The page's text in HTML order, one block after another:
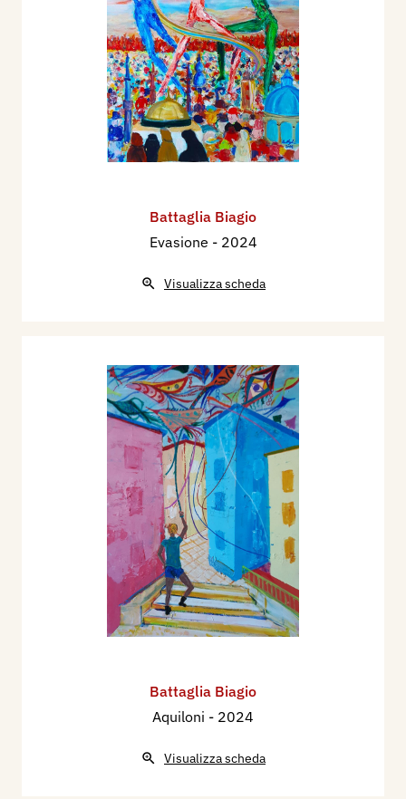
Battaglia Biagio
Evasione - 2024
Visualizza scheda
Battaglia Biagio
Aquiloni - 2024
Visualizza scheda